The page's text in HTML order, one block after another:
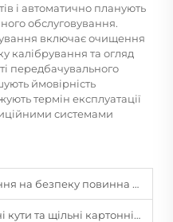
і автоматично планують
обслуговування.
включає очищення
калібрування та огляд
передбачувального
ймовірність
термін експлуатації
системами
структура (наприклад, міцність, обробка кутів) дитячих книжок?
є обов’язковими для безпеки книжок для малюків?